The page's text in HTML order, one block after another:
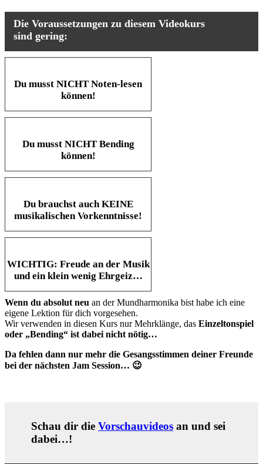
Die Voraussetzungen zu diesem Videokurs
sind gering:
Du musst NICHT Noten-lesen
können!
Du musst NICHT Bending
können!
Du brauchst auch KEINE
musikalischen Vorkenntnisse!
WICHTIG: Freude an der Musik
und ein klein wenig Ehrgeiz…
Wenn du absolut neu an der Mundharmonika bist habe ich eine
eigene Lektion für dich vorgesehen.
Wir verwenden in diesen Kurs nur Mehrklänge, das Einzeltonspiel
oder „Bending“ ist dabei nicht nötig…
Da fehlen dann nur mehr die Gesangsstimmen deiner Freunde
bei der nächsten Jam Session… 😉
Schau dir die Vorschauvideos an und sei
dabei…!